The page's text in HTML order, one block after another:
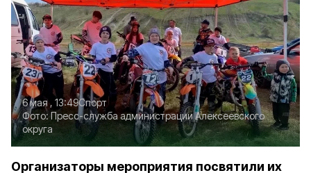
6 мая , 13:49Спорт
Фото:Пресс-служба администрации Алексеевского
округа
Организаторы мероприятия посвятили их